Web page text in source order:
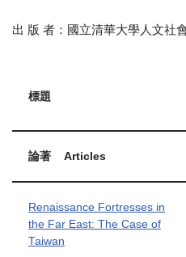
出 版 者：國立清華大學人文社
標題
論著 Articles
Renaissance Fortresses in
the Far East: The Case of
Taiwan